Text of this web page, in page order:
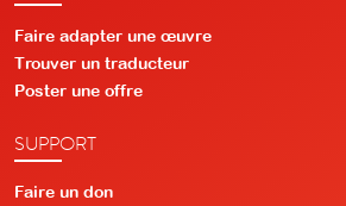
Faire adapter une œuvre
Trouver un traducteur
Poster une offre
SUPPORT
Faire un don